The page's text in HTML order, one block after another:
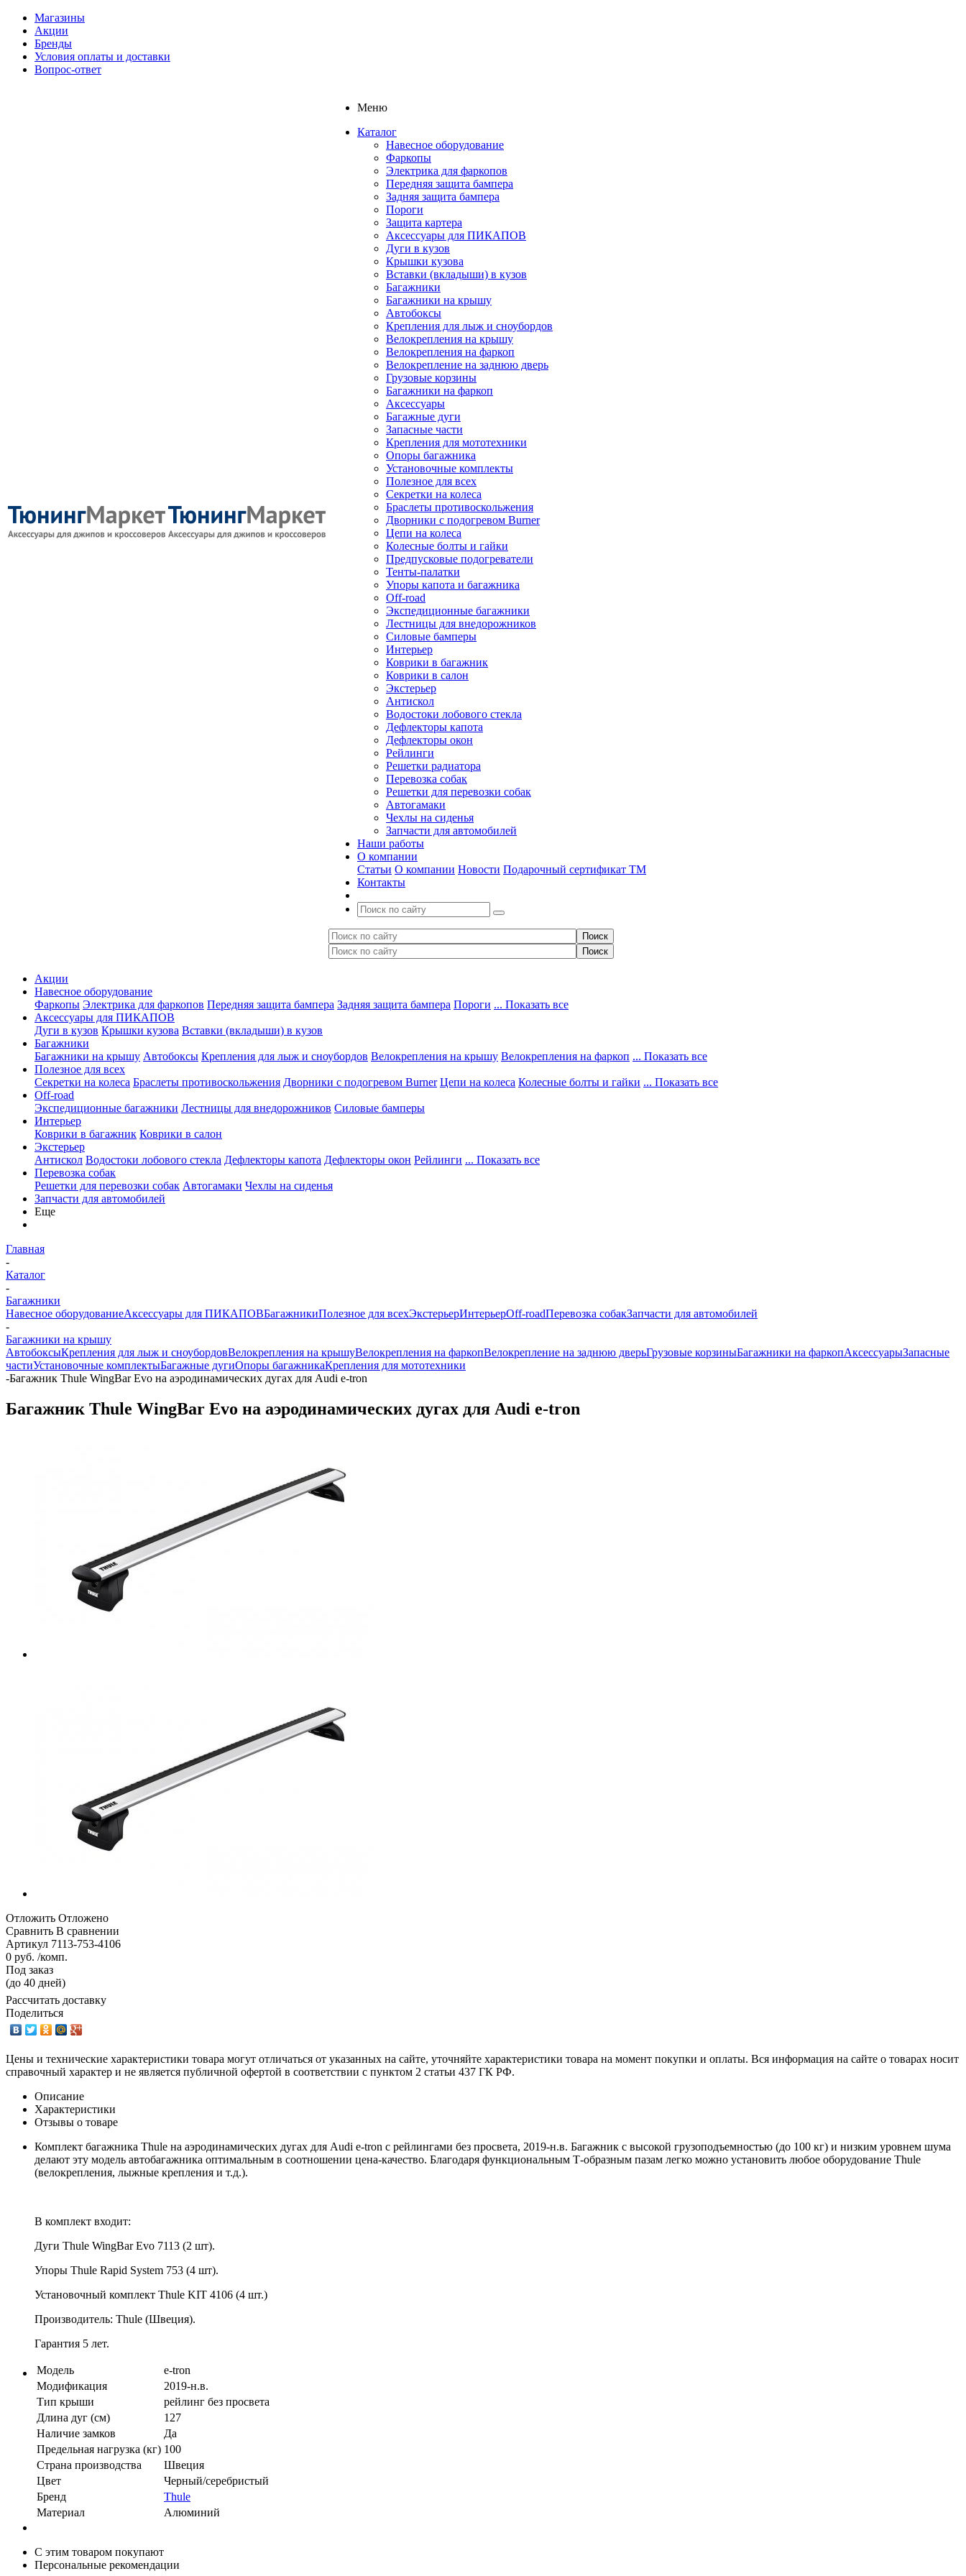
Магазины
Акции
Бренды
Условия оплаты и доставки
Вопрос-ответ
Меню
Каталог
Навесное оборудование
Фаркопы
Электрика для фаркопов
Передняя защита бампера
Задняя защита бампера
Пороги
Защита картера
Аксессуары для ПИКАПОВ
Дуги в кузов
Крышки кузова
Вставки (вкладыши) в кузов
Багажники
Багажники на крышу
Автобоксы
Крепления для лыж и сноубордов
Велокрепления на крышу
Велокрепления на фаркоп
Велокрепление на заднюю дверь
Грузовые корзины
Багажники на фаркоп
Аксессуары
Багажные дуги
Запасные части
Крепления для мототехники
Опоры багажника
Установочные комплекты
Полезное для всех
Секретки на колеса
Браслеты противоскольжения
Дворники с подогревом Burner
Цепи на колеса
Колесные болты и гайки
Предпусковые подогреватели
Тенты-палатки
Упоры капота и багажника
Off-road
Экспедиционные багажники
Лестницы для внедорожников
Силовые бамперы
Интерьер
Коврики в багажник
Коврики в салон
Экстерьер
Антискол
Водостоки лобового стекла
Дефлекторы капота
Дефлекторы окон
Рейлинги
Решетки радиатора
Перевозка собак
Решетки для перевозки собак
Автогамаки
Чехлы на сиденья
Запчасти для автомобилей
Наши работы
О компании
Статьи О компании Новости Подарочный сертификат ТМ
Контакты
Акции
Навесное оборудование
Фаркопы Электрика для фаркопов Передняя защита бампера Задняя защита бампера Пороги ... Показать все
Аксессуары для ПИКАПОВ
Дуги в кузов Крышки кузова Вставки (вкладыши) в кузов
Багажники
Багажники на крышу Автобоксы Крепления для лыж и сноубордов Велокрепления на крышу Велокрепления на фаркоп ... Показать все
Полезное для всех
Секретки на колеса Браслеты противоскольжения Дворники с подогревом Burner Цепи на колеса Колесные болты и гайки ... Показать все
Off-road
Экспедиционные багажники Лестницы для внедорожников Силовые бамперы
Интерьер
Коврики в багажник Коврики в салон
Экстерьер
Антискол Водостоки лобового стекла Дефлекторы капота Дефлекторы окон Рейлинги ... Показать все
Перевозка собак
Решетки для перевозки собак Автогамаки Чехлы на сиденья
Запчасти для автомобилей
Еще
Главная
-
Каталог
-
Багажники
Навесное оборудованиеАксессуары для ПИКАПОВБагажникиПолезное для всехЭкстерьерИнтерьерOff-roadПеревозка собакЗапчасти для автомобилей
-
Багажники на крышу
АвтобоксыКрепления для лыж и сноубордовВелокрепления на крышуВелокрепления на фаркопВелокрепление на заднюю дверьГрузовые корзиныБагажники на фаркопАксессуарыЗапасные
частиУстановочные комплектыБагажные дугиОпоры багажникаКрепления для мототехники
-Багажник Thule WingBar Evo на аэродинамических дугах для Audi e-tron
Багажник Thule WingBar Evo на аэродинамических дугах для Audi e-tron
Отложить Отложено
Сравнить В сравнении
Артикул 7113-753-4106
0 руб. /комп.
Под заказ
(до 40 дней)
Рассчитать доставку
Поделиться
Цены и технические характеристики товара могут отличаться от указанных на сайте, уточняйте характеристики товара на момент покупки и оплаты. Вся информация на сайте о товарах носит
справочный характер и не является публичной офертой в соответствии с пунктом 2 статьи 437 ГК РФ.
Описание
Характеристики
Отзывы о товаре
Комплект багажника Thule на аэродинамических дугах для Audi e-tron с рейлингами без просвета, 2019-н.в. Багажник с высокой грузоподъемностью (до 100 кг) и низким уровнем шума
делают эту модель автобагажника оптимальным в соотношении цена-качество. Благодаря функциональным Т-образным пазам легко можно установить любое оборудование Thule
(велокрепления, лыжные крепления и т.д.).
В комплект входит:
Дуги Thule WingBar Evo 7113 (2 шт).
Упоры Thule Rapid System 753 (4 шт).
Установочный комплект Thule KIT 4106 (4 шт.)
Производитель: Thule (Швеция).
Гарантия 5 лет.
Модель
e-tron
Модификация
2019-н.в.
Тип крыши
рейлинг без просвета
Длина дуг (см)
127
Наличие замков
Да
Предельная нагрузка (кг) 100
Страна производства
Швеция
Цвет
Черный/серебристый
Бренд
Thule
Материал
Алюминий
С этим товаром покупают
Персональные рекомендации